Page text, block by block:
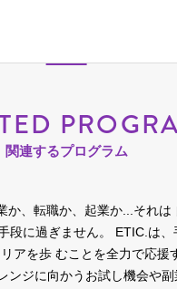
関連するプログラム
か、転職か、起業か...それは
段に過ぎません。
ETIC.は
アを歩 むことを全力で応援
ンジに向かうお試し機会や